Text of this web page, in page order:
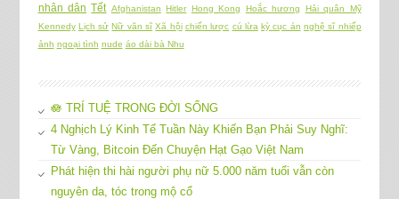
nhân dân Tết Afghanistan Hitler Hong Kong Hoắc hương
Hải quân Mỹ
Kennedy Lịch sử Nữ văn sĩ Xã hội chiến lược cú lừa kỳ cục án nghệ sĩ nhiếp
ảnh ngoại tình nude áo dài bà Nhu
🪷 TRÍ TUỆ TRONG ĐỜI SỐNG
4 Nghịch Lý Kinh Tế Tuần Này Khiến Bạn Phải Suy Nghĩ:
Từ Vàng, Bitcoin Đến Chuyện Hạt Gạo Việt Nam
Phát hiện thi hài người phụ nữ 5.000 năm tuổi vẫn còn
nguyên da, tóc trong mộ cổ